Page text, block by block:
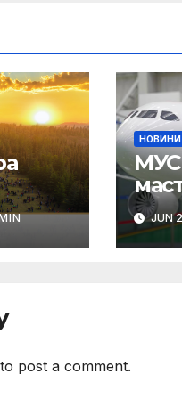
НОВИНИ
МУС
JUN
to post a comment.